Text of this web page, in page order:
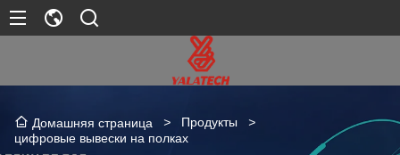
Домашняя страница > Продукты
>
цифровые вывески на полках